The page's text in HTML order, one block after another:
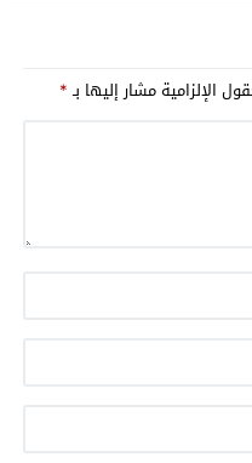
الإلزامية مشار إليها بـ*